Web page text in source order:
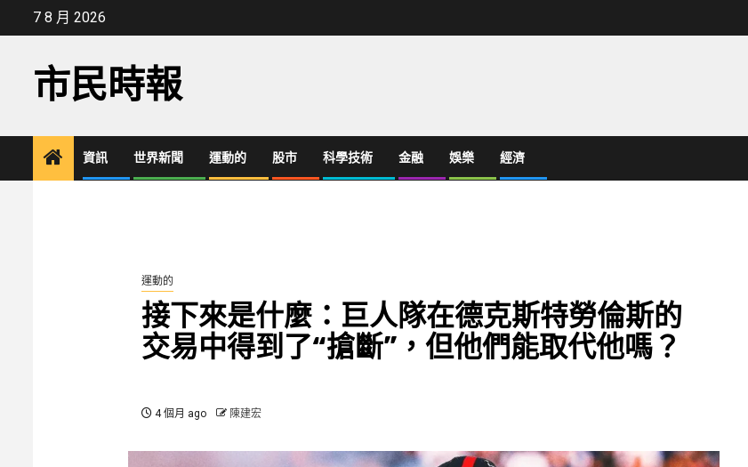
7 8 月 2026
市民時報
資訊 世界新聞 運動的 股市 科學技術 金融 娛樂 經濟
運動的
接下來是什麼：巨人隊在德克斯特勞倫斯的
交易中得到了“搶斷”，但他們能取代他嗎？
4 個月 ago 陳建宏